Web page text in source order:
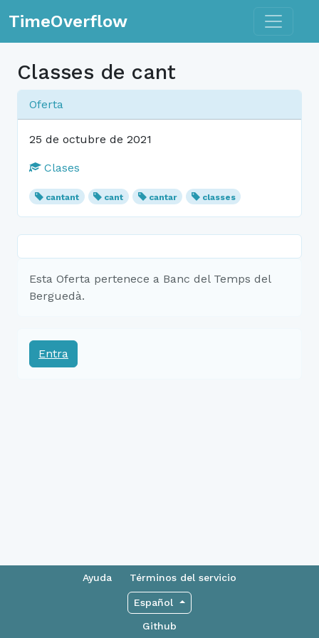
TimeOverflow Toggle
Classes de cant
Oferta
25 de octubre de 2021
Clases
cantant cant cantar classes
Esta Oferta pertenece a Banc del Temps del
Berguedà.
Entra
Ayuda Términos del servicio
Español
Github